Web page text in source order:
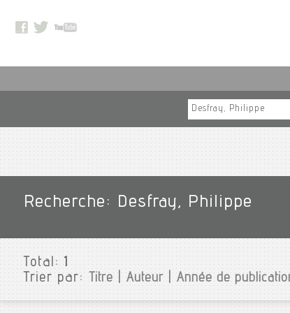
Recherche: Desfray, Philippe
Total:1
Trier par:Titre|Auteur|Année de